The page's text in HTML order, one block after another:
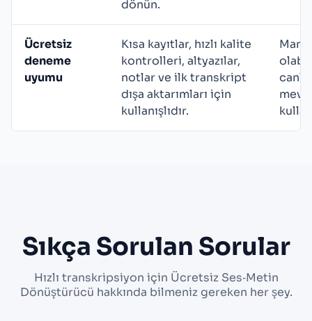
dönün.
Ücretsiz
deneme
uyumu
Kısa kayıtlar, hızlı kalite
kontrolleri, altyazılar,
notlar ve ilk transkript
dışa aktarımları için
kullanışlıdır.
canlı
Sıkça Sorulan Sorular
Hızlı transkripsiyon için Ücretsiz Ses‑Metin
Dönüştürücü hakkında bilmeniz gereken her şey.